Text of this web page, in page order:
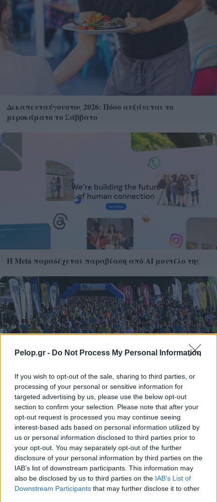
Pelop.gr - Do Not Process My Personal Information
If you wish to opt-out of the sale, sharing to third parties, or
processing of your personal or sensitive information for
targeted advertising by us, please use the below opt-out
section to confirm your selection. Please note that after your
opt-out request is processed you may continue seeing
interest-based ads based on personal information utilized by
us or personal information disclosed to third parties prior to
your opt-out. You may separately opt-out of the further
disclosure of your personal information by third parties on the
IAB’s list of downstream participants. This information may
also be disclosed by us to third parties on the IAB’s List of
Downstream Participants that may further disclose it to other
Δεκαπενταύγουστος 2026: Πόσο αυξάνεται το
μεροκάματο το Σάββατο
Η Meta παραδέχεται παραβίαση από AI μοντέλο της
Πάτρα: Δηλώσεις συμμετοχής για τον 5ο Νυχτερινό
Ημιμαραθώνιο «Φάνης Τσιμιγκάτος»